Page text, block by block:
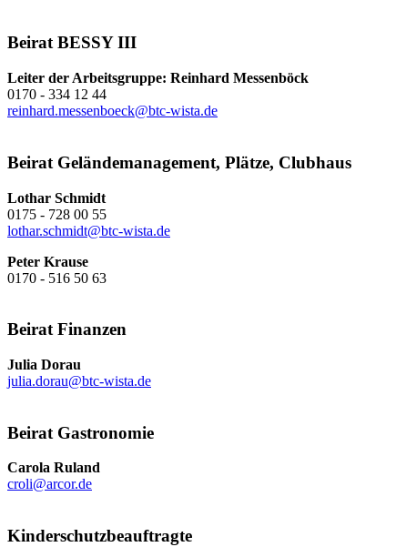
Beirat BESSY III
Leiter der Arbeitsgruppe: Reinhard Messenböck
0170 - 334 12 44
reinhard.messenboeck@btc-wista.de
Beirat Geländemanagement, Plätze, Clubhaus
Lothar Schmidt
0175 - 728 00 55
lothar.schmidt@btc-wista.de
Peter Krause
0170 - 516 50 63
Beirat Finanzen
Julia Dorau
julia.dorau@btc-wista.de
Beirat Gastronomie
Carola Ruland
croli@arcor.de
Kinderschutzbeauftragte